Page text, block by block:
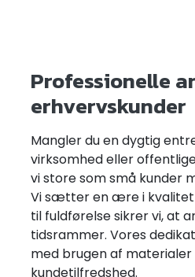
Professionelle
erhvervskunder
Mangler du en dygtig
virksomhed eller
vi store som små kunder
Vi sætter en ære i kvalitet
til fuldførelse sikrer vi, at
tidsrammer. Vores
med brugen af
kundetilfredshed.